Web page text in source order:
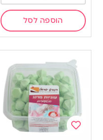
הוספה לסל